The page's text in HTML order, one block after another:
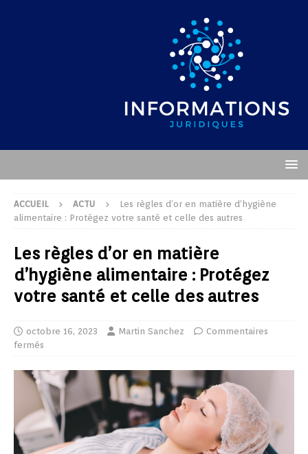
ACCUEIL ACTU
Les règles d’or en matière d’hygiène
alimentaire : Protégez votre santé et celle des autres
Les règles d’or en matière
d’hygiène alimentaire : Protégez
votre santé et celle des autres
octobre 16, 2023 Martin Sanchez
Commentaires
fermés